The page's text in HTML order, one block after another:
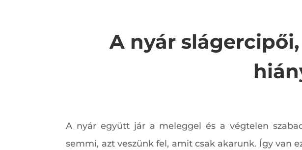
A nyár
A nyár együtt jár a meleggel és a végtelen
semmi, azt veszünk fel, amit csak akarunk. Így van